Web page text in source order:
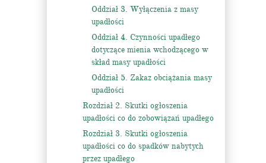
Oddział 3. Wyłączenia z masy
upadłości
Oddział 4. Czynności upadłego
dotyczące mienia wchodzącego w
skład masy upadłości
Oddział 5. Zakaz obciążania masy
upadłości
Rozdział 2. Skutki ogłoszenia
upadłości co do zobowiązań upadłego
Rozdział 3. Skutki ogłoszenia
upadłości co do spadków nabytych
przez upadłego